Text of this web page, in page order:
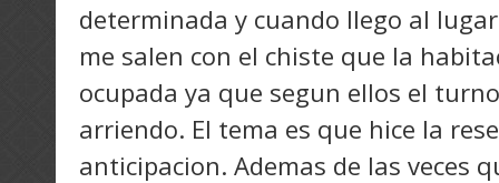
determinada y cuando llego al
me salen con el chiste que la
ocupada ya que segun ellos el
arriendo. El tema es que hice la
anticipacion. Ademas de las veces